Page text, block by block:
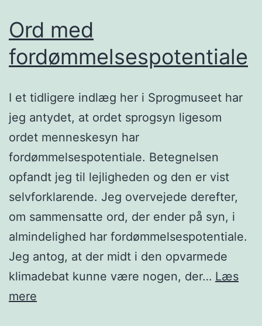
Ord med
fordømmelsespotentiale
I et tidligere indlæg her i Sprogmuseet har
jeg antydet, at ordet sprogsyn ligesom
ordet menneskesyn har
fordømmelsespotentiale. Betegnelsen
opfandt jeg til lejligheden og den er vist
selvforklarende. Jeg overvejede derefter,
om sammensatte ord, der ender på syn, i
almindelighed har fordømmelsespotentiale.
Jeg antog, at der midt i den opvarmede
klimadebat kunne være nogen, der… Læs
mere